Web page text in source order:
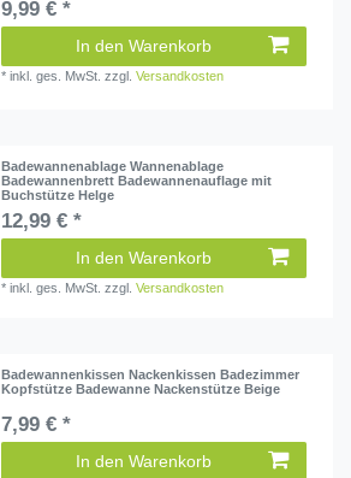
9,99 € *
In den Warenkorb
*inkl. ges. MwSt. zzgl.Versandkosten
Badewannenablage Wannenablage
Badewannenbrett Badewannenauflage mit
Buchstütze Helge
12,99 € *
In den Warenkorb
*inkl. ges. MwSt. zzgl.Versandkosten
Badewannenkissen Nackenkissen Badezimmer
Kopfstütze Badewanne Nackenstütze Beige
7,99 € *
In den Warenkorb